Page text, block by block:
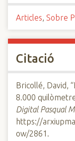
Articles, Sobre
Citació
Bricollé, David,
8.000
Digital Pasqual
https://
ow/2861 .